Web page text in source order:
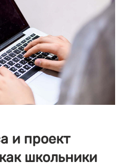
и проект
школьники